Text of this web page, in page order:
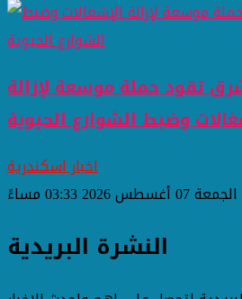
تقود حملة موسعة لإزالة
وضبط الشوارع الحيوية
اخبار اسكندرية
الجمعة 07 أغسطس 2026 03:33 مساءً
النشرة البريدية